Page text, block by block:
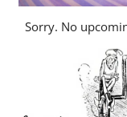
Sorry. No